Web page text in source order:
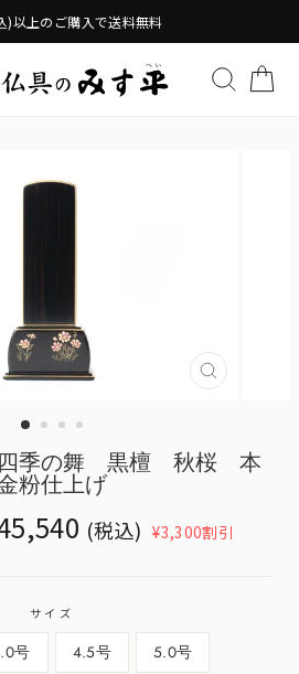
)以上のご購入で送料無料
検索す
季の舞 黒檀 秋桜 本
粉仕上げ
(税込) ¥3,300割引
サイズ
号 4.5号 5.0号